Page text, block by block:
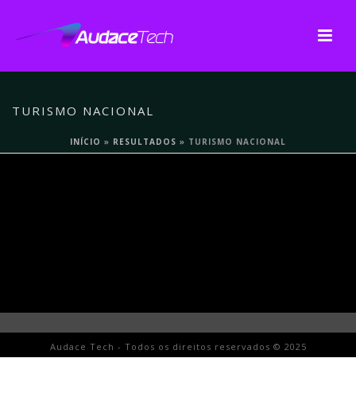
TURISMO NACIONAL
INÍCIO » RESULTADOS » TURISMO NACIONAL
Audace Tech - Todos os direitos reservados © 2025